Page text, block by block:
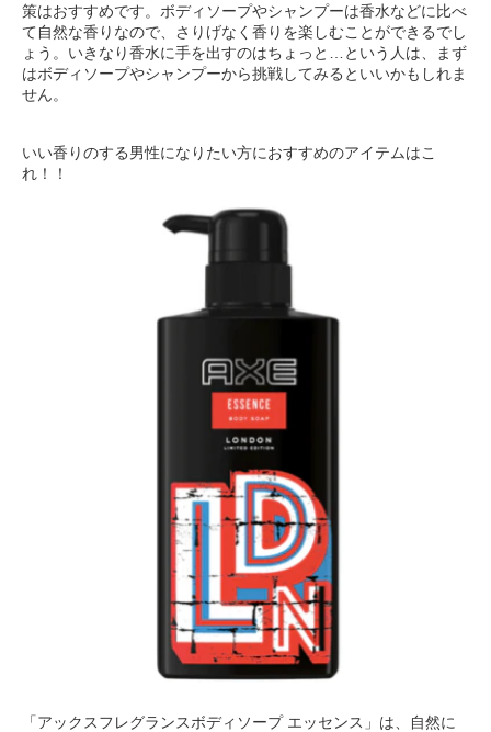
策はおすすめです。ボディソープやシャンプーは香水などに比べ
て自然な香りなので、さりげなく香りを楽しむことができるでし
ょう。いきなり香水に手を出すのはちょっと…という人は、まず
はボディソープやシャンプーから挑戦してみるといいかもしれま
せん。
いい香りのする男性になりたい方におすすめのアイテムはこ
れ！！
「アックスフレグランスボディソープ エッセンス」は、自然に